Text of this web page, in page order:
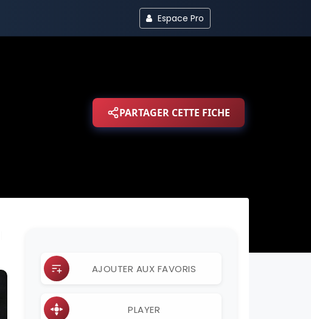
Espace Pro
PARTAGER CETTE FICHE
AJOUTER AUX FAVORIS
PLAYER